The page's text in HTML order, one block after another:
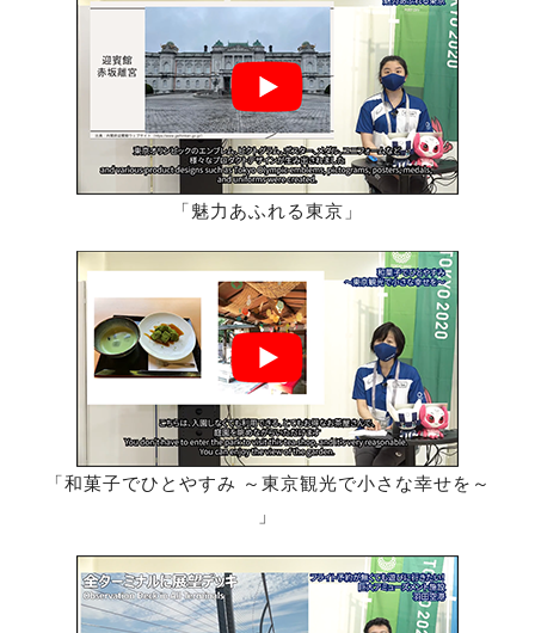
「魅力あふれる東京」
「和菓子でひとやすみ ～東京観光で小さな幸せを～
」